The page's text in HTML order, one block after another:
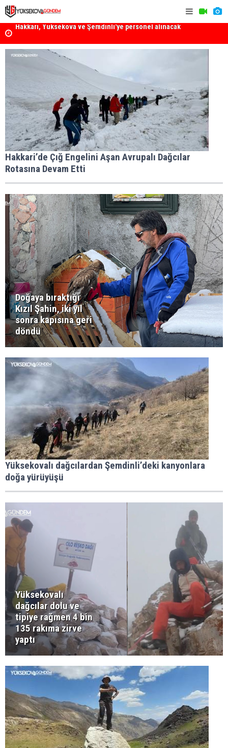
Yüksekova Ziraat Odası'ndan Yangınlara Karşı Duyarlılık
Çağrısı
Hakkari’de Çığ Engelini Aşan Avrupalı Dağcılar
Rotasına Devam Etti
Doğaya bıraktığı
Kızıl Şahin, iki yıl
sonra kapısına geri
döndü
Yüksekovalı dağcılardan Şemdinli’deki kanyonlara
doğa yürüyüşü
Yüksekovalı
dağcılar dolu ve
tipiye rağmen 4 bin
135 rakıma zirve
yaptı